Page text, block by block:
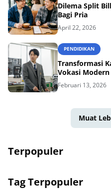
Dilema Split
Bagi Pria
April 22, 2026
PENDIDIKAN
Transformasi
Vokasi Modern
Februari 13, 2026
Muat
Terpopuler
Tag Terpopuler